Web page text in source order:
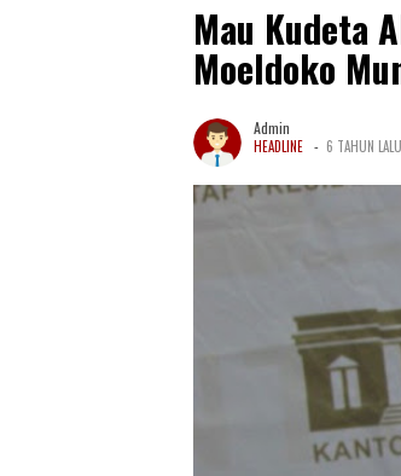
Mau Kudeta
Moeldoko
Admin
HEADLINE - 6 TAHUN LALU